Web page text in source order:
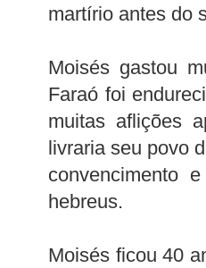
martírio antes do
Moisés gastou
Faraó foi
muitas aflições
livraria seu povo
convencimento
hebreus.
Moisés ficou 40